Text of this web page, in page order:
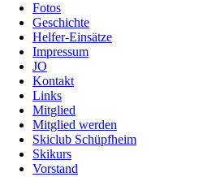
Fotos
Geschichte
Helfer-Einsätze
Impressum
JO
Kontakt
Links
Mitglied
Mitglied werden
Skiclub Schüpfheim
Skikurs
Vorstand